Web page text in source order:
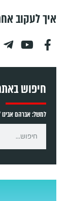
איך לעקוב
חיפוש
למשל: אברהם